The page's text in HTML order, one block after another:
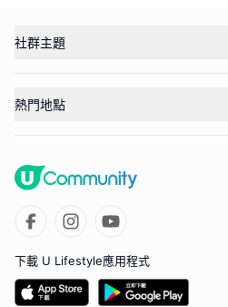
社群主題
熱門地點
下載 U Lifestyle應用程式